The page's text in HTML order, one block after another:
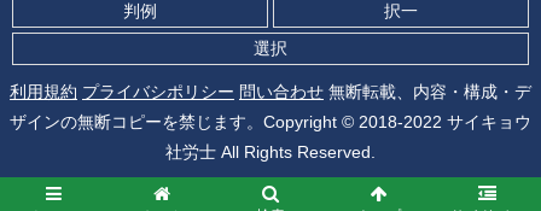
判例
択一
選択
利用規約 プライバシポリシー 問い合わせ 無断転載、内容・構成・デ
ザインの無断コピーを禁じます。Copyright © 2018-2022 サイキョウ
社労士 All Rights Reserved.